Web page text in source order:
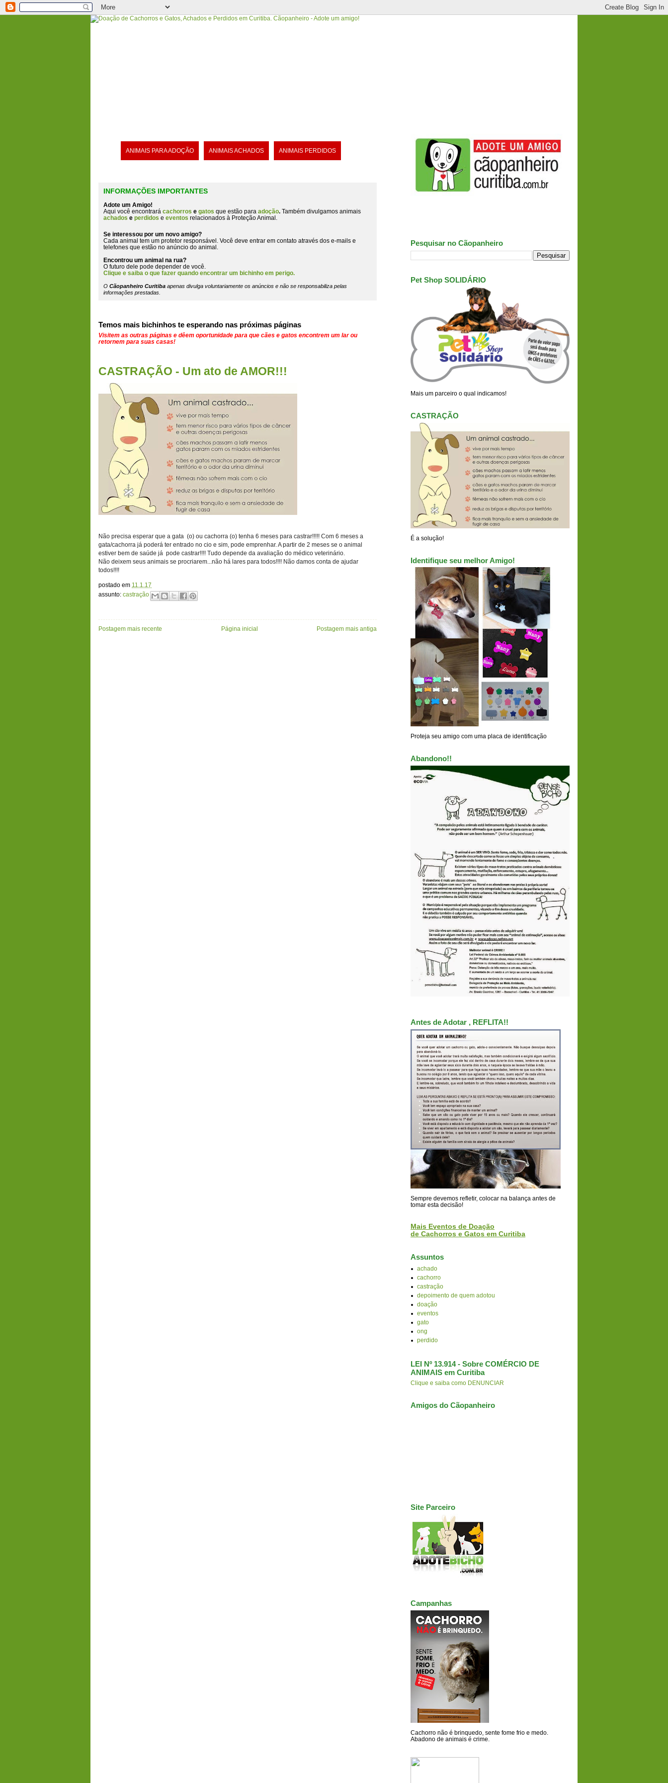
ANIMAIS PARA ADOÇÃO ANIMAIS ACHADOS ANIMAIS PERDIDOS
INFORMAÇÕES IMPORTANTES
Adote um Amigo!
Aqui você encontrará cachorros e gatos que estão para adoção. Também divulgamos animais
achados e perdidos e eventos relacionados à Proteção Animal.
Se interessou por um novo amigo?
Cada animal tem um protetor responsável. Você deve entrar em contato através dos e-mails e
telefones que estão no anúncio do animal
Encontrou um animal na rua?
O futuro dele pode depender de você.
Clique e saiba o que fazer quando encontrar um bichinho em perigo.
O Cãopanheiro Curitiba apenas divulga voluntariamente os anúncios e não se responsabiliza pelas
informações prestadas.
Temos mais bichinhos te esperando nas próximas páginas
Visitem as outras páginas e dêem oportunidade para que cães e gatos encontrem um lar ou
retornem para suas casas!
CASTRAÇÃO - Um ato de AMOR!!!
Não precisa esperar que a gata (o) ou cachorra (o) tenha 6 meses para castrar!!!!! Com 6 meses a
gata/cachorra já poderá ter entrado no cio e sim, pode emprenhar. A partir de 2 meses se o animal
estiver bem de saúde já pode castrar!!!! Tudo depende da avaliação do médico veterinário.
Não deixem seus animais se procriarem...não há lares para todos!!!! Não damos conta de ajudar
todos!!!!
postado em 11.1.17
assunto: castração
Postagem mais recente Postagem mais antiga
Página inicial
Pesquisar no Cãopanheiro
Pet Shop SOLIDÁRIO
Mais um parceiro o qual indicamos!
CASTRAÇÃO
É a solução!
Identifique seu melhor Amigo!
Proteja seu amigo com uma placa de identificação
Abandono!!
Antes de Adotar , REFLITA!!
Sempre devemos refletir, colocar na balança antes de
tomar esta decisão!
Mais Eventos de Doação
de Cachorros e Gatos em Curitiba
Assuntos
achado
cachorro
castração
depoimento de quem adotou
doação
eventos
gato
ong
perdido
LEI Nº 13.914 - Sobre COMÉRCIO DE
ANIMAIS em Curitiba
Clique e saiba como DENUNCIAR
Amigos do Cãopanheiro
Site Parceiro
Campanhas
Cachorro não é brinquedo, sente fome frio e medo.
Abadono de animais é crime.